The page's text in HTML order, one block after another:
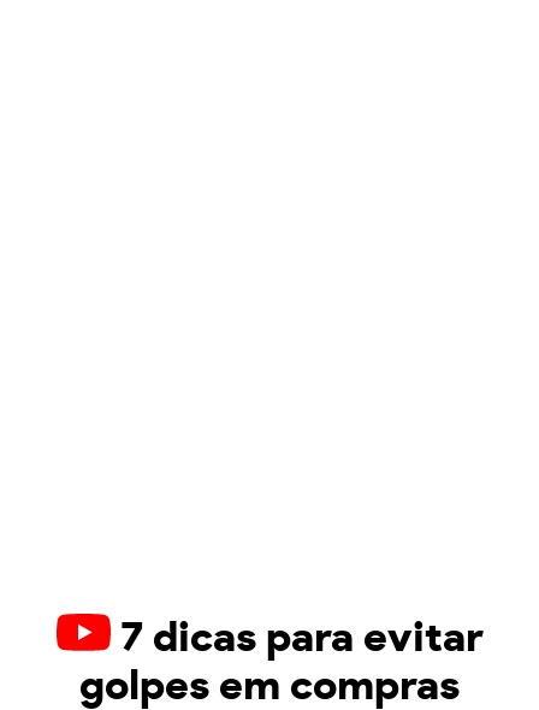
7 dicas para evitar
golpes em compras